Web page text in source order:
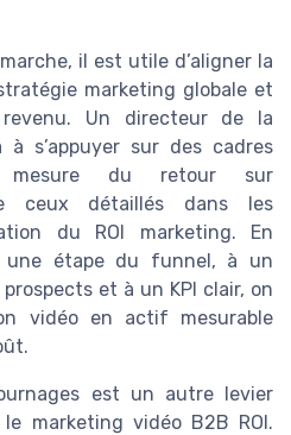
il est utile d’aligner la
marketing globale et
Un directeur de la
à s’appuyer sur des cadres
mesure du retour sur
ceux détaillés dans les
du ROI marketing. En
une étape du funnel, à un
et à un KPI clair, on
vidéo en actif mesurable
est un autre levier
marketing vidéo B2B ROI.